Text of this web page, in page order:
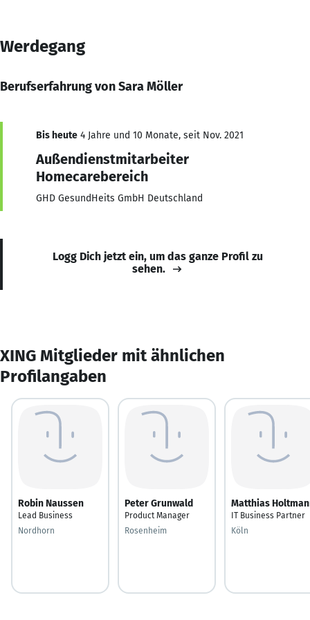
Werdegang
Berufserfahrung von Sara Möller
Bis heute 4 Jahre und 10 Monate, seit Nov. 2021
Außendienstmitarbeiter
Homecarebereich
GHD GesundHeits GmbH Deutschland
Logg Dich jetzt ein, um das ganze Profil zu
sehen.
XING Mitglieder mit ähnlichen
Profilangaben
Robin Naussen
Lead Business
Nordhorn
Peter Grunwald
Product Manager
Rosenheim
Matthias
IT Business Partner
Köln